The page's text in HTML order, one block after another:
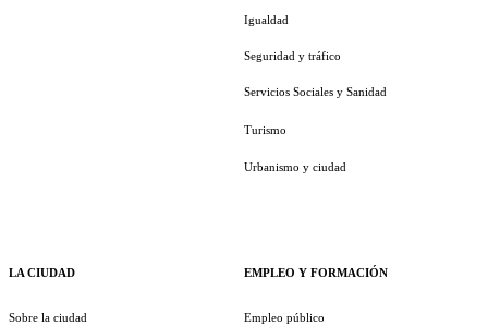
LA CIUDAD
Sobre la ciudad
Igualdad
Seguridad y tráfico
Servicios Sociales y Sanidad
Turismo
Urbanismo y ciudad
EMPLEO Y FORMACIÓN
Empleo público